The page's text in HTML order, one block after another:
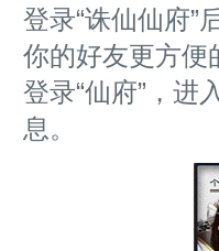
登录“诛仙仙府”
你的好友更方便
登录“仙府”，进
息。